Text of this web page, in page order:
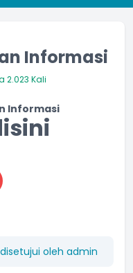
Informasi
2.023 Kali
Informasi
oleh admin